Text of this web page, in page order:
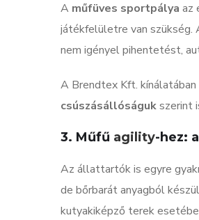
A műfüves sportpálya az
játékfelületre van szükség.
nem igényel pihentetést,
A Brendtex Kft.
csúszásállóságukszerint
3. Műfű agility-hez:
Az állattartók is egyre
de bőrbarát anyagból
kutyakiképző terek